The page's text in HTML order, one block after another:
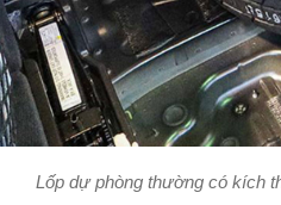
Lốp dự phòng thường có kích